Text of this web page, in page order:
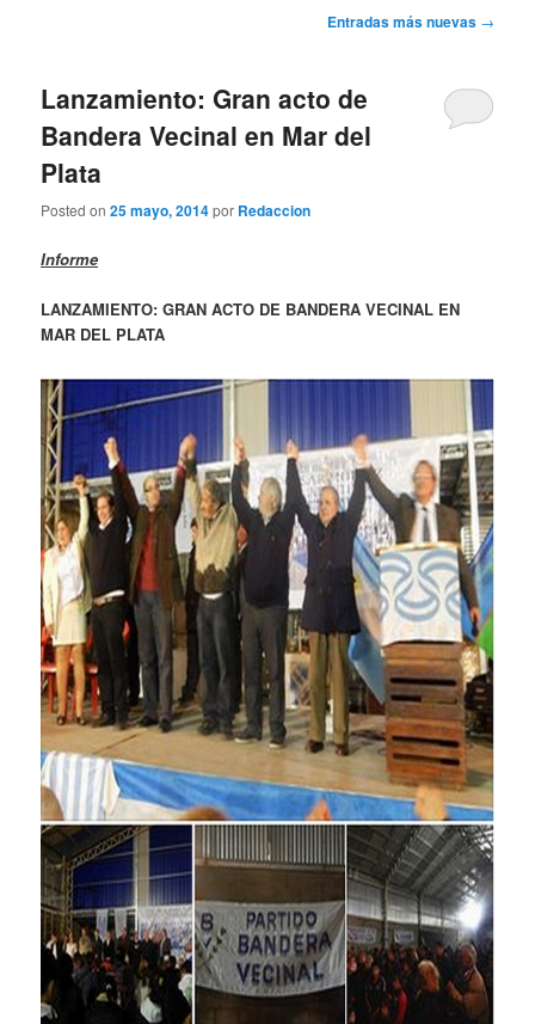
Entradas más nuevas →
Lanzamiento: Gran acto de
Bandera Vecinal en Mar del
Plata
Posted on25 mayo, 2014por Redaccion
Informe
LANZAMIENTO: GRAN ACTO DE BANDERA VECINAL EN
MAR DEL PLATA